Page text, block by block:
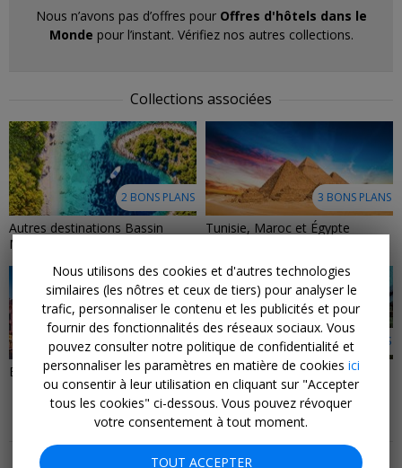
Nous n’avons pas d’offres pour Offres d'hôtels dans le
Monde pour l’instant. Vérifiez nos autres collections.
Collections associées
2 BONS PLANS
Autres destinations Bassin
Méditerranéen
3 BONS PLANS
Tunisie, Maroc et Égypte
9 BONS PLANS
Escapades citadines
14 BONS PLANS
Offres d'hôtels
Plus de bons plans et de conseils
Nous utilisons des cookies et d'autres technologies
similaires (les nôtres et ceux de tiers) pour analyser le
trafic, personnaliser le contenu et les publicités et pour
fournir des fonctionnalités des réseaux sociaux. Vous
pouvez consulter notre politique de confidentialité et
personnaliser les paramètres en matière de cookies ici
ou consentir à leur utilisation en cliquant sur "Accepter
tous les cookies" ci-dessous. Vous pouvez révoquer
votre consentement à tout moment.
TOUT ACCEPTER